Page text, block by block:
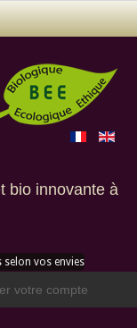
innovante à
vos envies
votre compte